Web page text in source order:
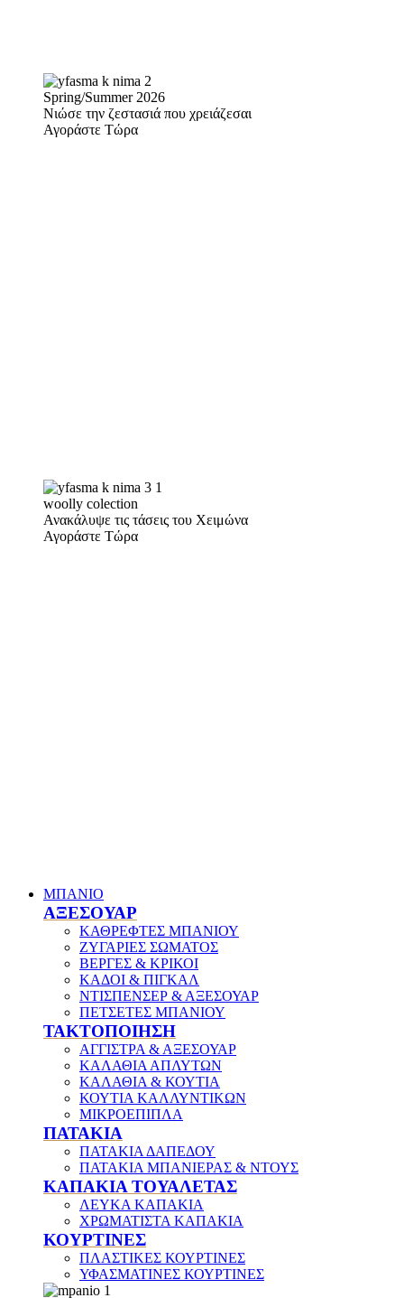
Spring/Summer 2026
Νιώσε την ζεστασιά που χρειάζεσαι
Αγοράστε Τώρα
woolly colection
Ανακάλυψε τις τάσεις του Χειμώνα
Αγοράστε Τώρα
ΜΠΑΝΙΟ
ΑΞΕΣΟΥΑΡ
ΚΑΘΡΕΦΤΕΣ ΜΠΑΝΙΟΥ
ΖΥΓΑΡΙΕΣ ΣΩΜΑΤΟΣ
ΒΕΡΓΕΣ & ΚΡΙΚΟΙ
ΚΑΔΟΙ & ΠΙΓΚΑΛ
ΝΤΙΣΠΕΝΣΕΡ & ΑΞΕΣΟΥΑΡ
ΠΕΤΣΕΤΕΣ ΜΠΑΝΙΟΥ
ΤΑΚΤΟΠΟΙΗΣΗ
ΑΓΓΙΣΤΡΑ & ΑΞΕΣΟΥΑΡ
ΚΑΛΑΘΙΑ ΑΠΛΥΤΩΝ
ΚΑΛΑΘΙΑ & ΚΟΥΤΙΑ
ΚΟΥΤΙΑ ΚΑΛΛΥΝΤΙΚΩΝ
ΜΙΚΡΟΕΠΙΠΛΑ
ΠΑΤΑΚΙΑ
ΠΑΤΑΚΙΑ ΔΑΠΕΔΟΥ
ΠΑΤΑΚΙΑ ΜΠΑΝΙΕΡΑΣ & ΝΤΟΥΣ
ΚΑΠΑΚΙΑ ΤΟΥΑΛΕΤΑΣ
ΛΕΥΚΑ ΚΑΠΑΚΙΑ
ΧΡΩΜΑΤΙΣΤΑ ΚΑΠΑΚΙΑ
ΚΟΥΡΤΙΝΕΣ
ΠΛΑΣΤΙΚΕΣ ΚΟΥΡΤΙΝΕΣ
ΥΦΑΣΜΑΤΙΝΕΣ ΚΟΥΡΤΙΝΕΣ